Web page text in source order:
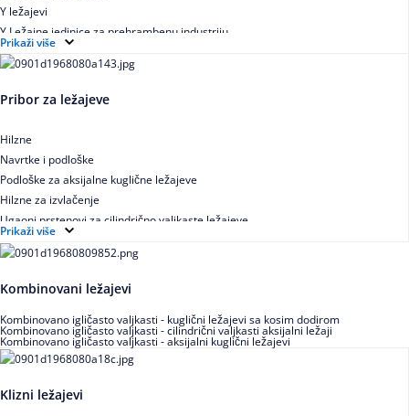
Y ležajevi
Y Ležajne jedinice za prehrambenu industriju
Ležajne jedinice sa valjkastim ležajevima
Prikaži više
Pribor za ležajeve
Hilzne
Navrtke i podloške
Podloške za aksijalne kuglične ležajeve
Hilzne za izvlačenje
Ugaoni prstenovi za cilindrično valjkaste ležajeve
Prikaži više
Kombinovani ležajevi
Kombinovano igličasto valjkasti - kuglični ležajevi sa kosim dodirom
Kombinovano igličasto valjkasti - cilindrični valjkasti aksijalni ležaji
Kombinovano igličasto valjkasti - aksijalni kuglični ležajevi
Klizni ležajevi